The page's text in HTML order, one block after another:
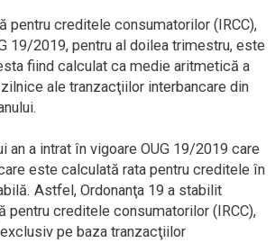
pentru creditele consumatorilor (IRCC),
19/2019, pentru al doilea trimestru, este
fiind calculat ca medie aritmetică a
ale tranzacţiilor interbancare din
an a intrat în vigoare OUG 19/2019 care
este calculată rata pentru creditele în
Astfel, Ordonanţa 19 a stabilit
pentru creditele consumatorilor (IRCC),
pe baza tranzacţiilor